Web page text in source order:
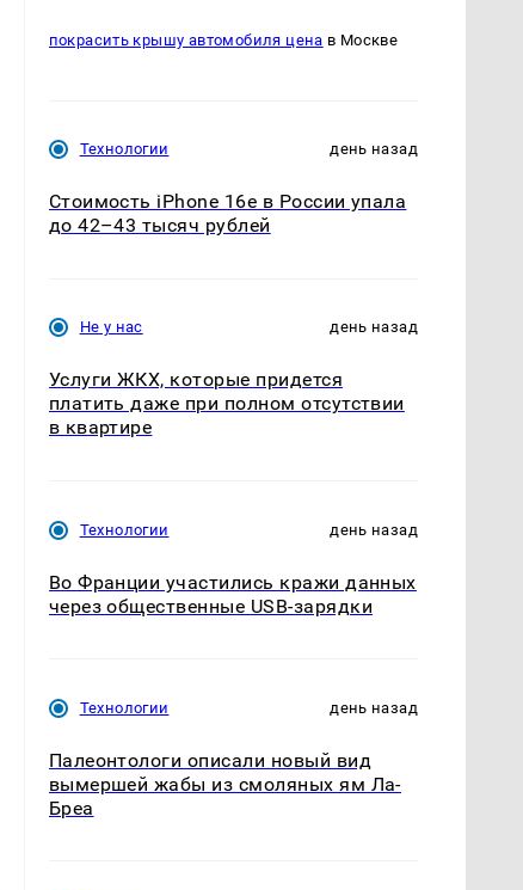
покрасить крышу автомобиля цена в Москве
Технологии день назад
Стоимость iPhone 16e в России упала
до 42–43 тысяч рублей
Не у нас день назад
Услуги ЖКХ, которые придется
платить даже при полном отсутствии
в квартире
Технологии день назад
Во Франции участились кражи данных
через общественные USB-зарядки
Технологии день назад
Палеонтологи описали новый вид
вымершей жабы из смоляных ям Ла-
Бреа